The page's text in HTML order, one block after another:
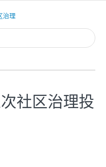
治理
社区治理投